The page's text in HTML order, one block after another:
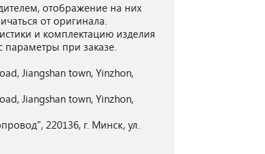
отображение на них
от оригинала.
и комплектацию изделия
параметры при заказе.
Jiangshan town, Yinzhon,
Jiangshan town, Yinzhon,
220136, г. Минск, ул.